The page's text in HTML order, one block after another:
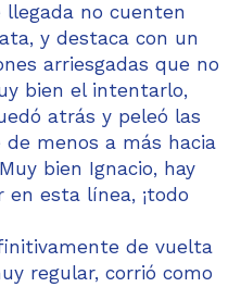
no cuenten
y destaca con un
arriesgadas que no
bien el intentarlo,
atrás y peleó las
menos a más hacia
bien Ignacio, hay
esta línea, ¡todo
de vuelta
regular, corrió como